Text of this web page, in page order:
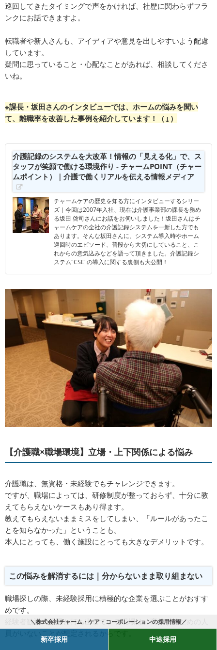
＼株式会社チャーム・ケア・コーポレーションの採用情報／
新卒採用 中途採用
巡回してきたタイミングで声をかければ、社歴に関わらずフラ
ンクにお話できますよ。
転職者や新人さんも、アイディアや意見を出しやすいよう配慮
しています。
疑問に思っていること・心配なことがあれば、相談してくださ
いね。
※課長・坂田さんのインタビューでは、ホームの悩みを聞い
て、離職率を改善した事例を紹介しています！（↓）
介護記録のシステムを大改革！情報の「見える化」で、ス
タッフが笑顔で働ける環境作り - チャームPOINT（チャー
ムポイント）｜介護で働くリアルを伝える情報メディア
チャームケアの歴史を知る方にインタビューするシリー
ズ｜今回は2007年入社、現在は介護事業部の課長を務め
る坂田 啓司さんにお話をお伺いしました！坂田さんはチ
ャームケアの全社の介護記録システムを一新した方でも
あります。そんな坂田さんに、システム導入時やホーム
巡回時のエピソード、普段から大切にしていること、こ
れからの意気込みなどを語って頂きました。介護記録シ
ステム"CSE"の導入に関する裏側も大公開！
【介護職×職場環境】立場・上下関係による悩み
介護職は、無資格・未経験でもチャレンジできます。
ですが、職場によっては、研修制度が整っておらず、十分に教
えてもらえないケースもあり得ます。
教えてもらえないままミスをしてしまい、「ルールがあったこ
とを知らなかった」ということも。
本人にとっても、働く施設にとっても大きなデメリットです。
この悩みを解消するには｜分からないまま取り組まない
職場探しの際、未経験採用に積極的な企業を選ぶことがおすす
めです。
経験者歓迎・優遇と打ち出している現場は、育成するための人
員がいないことが想定されるからです。